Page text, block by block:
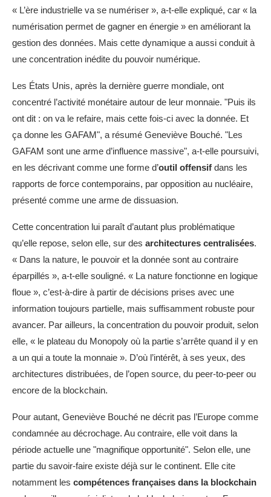
« L’ère industrielle va se numériser », a-t-elle expliqué, car « la
numérisation permet de gagner en énergie » en améliorant la
gestion des données. Mais cette dynamique a aussi conduit à
une concentration inédite du pouvoir numérique.
Les États Unis, après la dernière guerre mondiale, ont
concentré l’activité monétaire autour de leur monnaie. "Puis ils
ont dit : on va le refaire, mais cette fois-ci avec la donnée. Et
ça donne les GAFAM", a résumé Geneviève Bouché. "Les
GAFAM sont une arme d’influence massive", a-t-elle poursuivi,
en les décrivant comme une forme d’outil offensif dans les
rapports de force contemporains, par opposition au nucléaire,
présenté comme une arme de dissuasion.
Cette concentration lui paraît d’autant plus problématique
qu’elle repose, selon elle, sur des architectures centralisées.
« Dans la nature, le pouvoir et la donnée sont au contraire
éparpillés », a-t-elle souligné. « La nature fonctionne en logique
floue », c’est-à-dire à partir de décisions prises avec une
information toujours partielle, mais suffisamment robuste pour
avancer. Par ailleurs, la concentration du pouvoir produit, selon
elle, « le plateau du Monopoly où la partie s’arrête quand il y en
a un qui a toute la monnaie ». D’où l’intérêt, à ses yeux, des
architectures distribuées, de l’open source, du peer-to-peer ou
encore de la blockchain.
Pour autant, Geneviève Bouché ne décrit pas l’Europe comme
condamnée au décrochage. Au contraire, elle voit dans la
période actuelle une "magnifique opportunité". Selon elle, une
partie du savoir-faire existe déjà sur le continent. Elle cite
notamment les compétences françaises dans la blockchain